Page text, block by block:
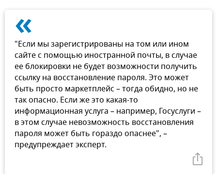
«
"Если мы зарегистрированы на том или ином
сайте с помощью иностранной почты, в случае
ее блокировки не будет возможности получить
ссылку на восстановление пароля. Это может
быть просто маркетплейс – тогда обидно, но не
так опасно. Если же это какая-то
информационная услуга – например, Госуслуги –
в этом случае невозможность восстановления
пароля может быть гораздо опаснее", –
предупреждает эксперт.